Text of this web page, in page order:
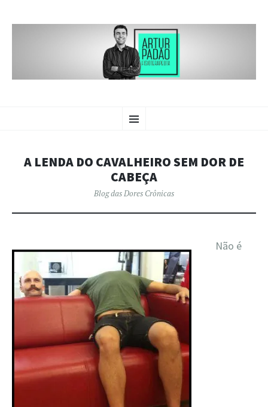
BLOG DAS
PADÃO
Menu
PARA
A LENDA DO CAVALHEIRO SEM DOR DE
CABEÇA
Blog das Dores Crônicas
Não é